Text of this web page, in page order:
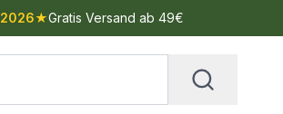
2026★Gratis Versand ab 49€